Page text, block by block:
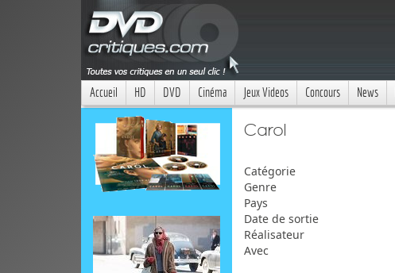
Accueil HD DVD Cinéma Jeux Videos Concours News
Carol
Catégorie
Genre
Pays
Date de sortie
Réalisateur
Avec